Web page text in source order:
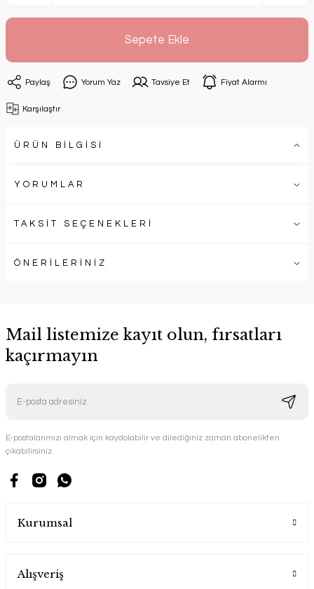
Sepete Ekle
Paylaş Yorum Yaz Tavsiye Et Fiyat Alarmı
Karşılaştır
ÜRÜN BİLGİSİ
YORUMLAR
TAKSİT SEÇENEKLERİ
ÖNERİLERİNİZ
Mail listemize kayıt olun, fırsatları
kaçırmayın
E-postalarımızı almak için kaydolabilir ve dilediğiniz zaman abonelikten
çıkabilirsiniz.
Kurumsal
Alışveriş